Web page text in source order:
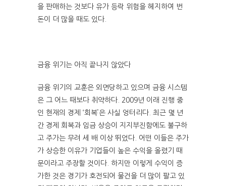
을 판매하는 것보다 유가 등락 위험을 헤지하여 번
돈이 더 많을 때도 있다.
금융 위기는 아직 끝나지 않았다
금융 위기의 교훈은 외면당하고 있으며 금융 시스템
은 그 어느 때보다 취약하다. 2009년 이래 진행 중
인 현재의 경제 ‘회복’은 사실 엉터리다. 최근 몇 년
간 경제 회복과 임금 상승이 지지부진함에도 불구하
고 주가는 무려 세 배 이상 뛰었다. 어떤 이들은 주가
가 상승한 이유가 기업들이 높은 수익을 올렸기 때
문이라고 주장할 것이다. 하지만 이렇게 수익이 증
가한 것은 경기가 호전되어 물건을 더 많이 팔고 있